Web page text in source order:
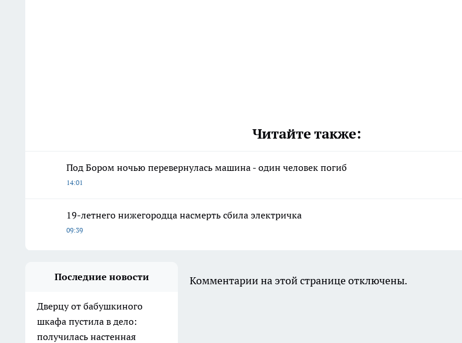
Читайте также:
Под Бором ночью перевернулась машина - один человек погиб
14:01
19-летнего нижегородца насмерть сбила электричка
09:39
Последние новости
Дверцу от бабушкиного
шкафа пустила в дело:
получилась настенная
Комментарии на этой странице отключены.